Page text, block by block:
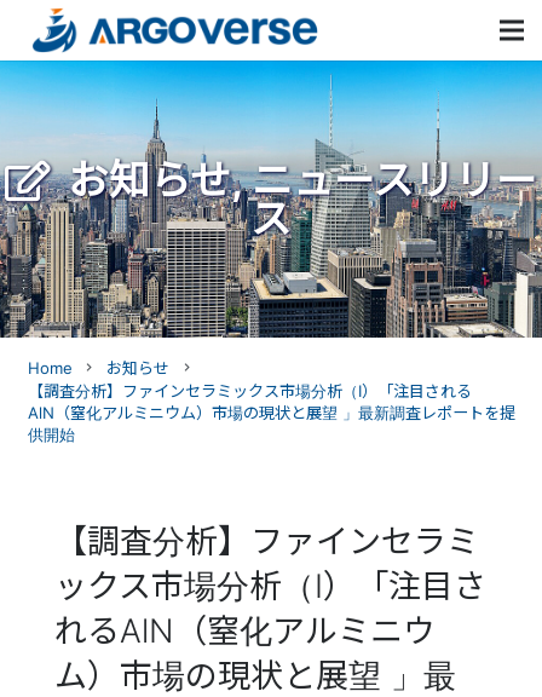
お知らせ,ニュースリリー
ス
Home navigate_next お知らせ navigate_next
【調査分析】ファインセラミックス市場分析（I）「注目される
AlN（窒化アルミニウム）市場の現状と展望 」最新調査レポートを提
供開始
【調査分析】ファインセラミ
ックス市場分析（I）「注目さ
れるAlN（窒化アルミニウ
ム）市場の現状と展望 」最